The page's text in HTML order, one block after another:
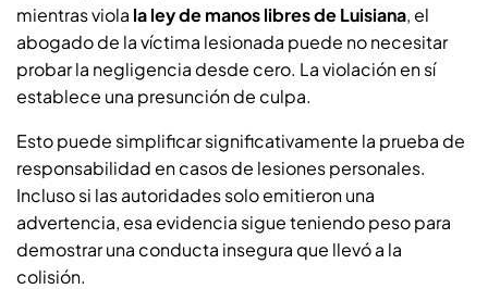
mientras viola la ley de manos libres de Luisiana, el
abogado de la víctima lesionada puede no necesitar
probar la negligencia desde cero. La violación en sí
establece una presunción de culpa.
Esto puede simplificar significativamente la prueba de
responsabilidad en casos de lesiones personales.
Incluso si las autoridades solo emitieron una
advertencia, esa evidencia sigue teniendo peso para
demostrar una conducta insegura que llevó a la
colisión.